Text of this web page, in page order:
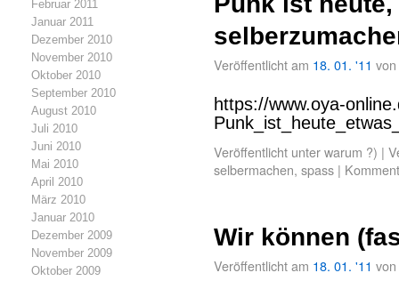
Februar 2011
Januar 2011
Dezember 2010
November 2010
Oktober 2010
September 2010
August 2010
Juli 2010
Juni 2010
Mai 2010
April 2010
März 2010
Januar 2010
Dezember 2009
November 2009
Oktober 2009
Veröffentlicht am 18. 01. '11 von
https://www.oya-
Veröffentlicht unterwarum ?) |
selbermachen, spass |
Wir können
Veröffentlicht am 18. 01. '11 von